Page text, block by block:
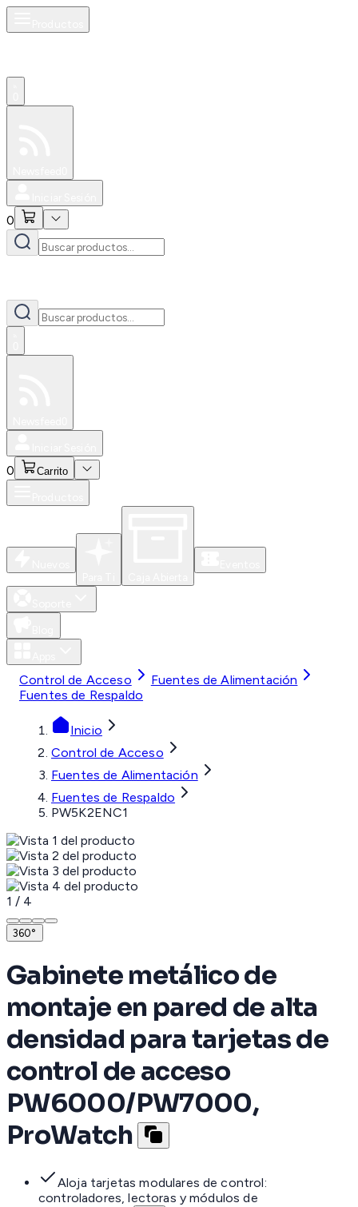
0
0 Carrito
Control de Acceso
Fuentes de Alimentación
Fuentes de Respaldo
Inicio
Control de Acceso
Fuentes de Alimentación
Fuentes de Respaldo
PW5K2ENC1
1 / 4
360°
Gabinete metálico de
montaje en pared de alta
densidad para tarjetas de
control de acceso
PW6000/PW7000,
ProWatch
Aloja tarjetas modulares de control:
controladores, lectoras y módulos de